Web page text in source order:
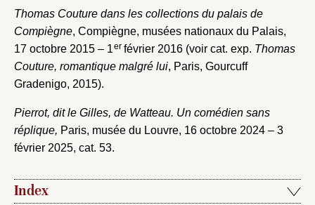
Thomas Couture dans les collections du palais de
Compiègne, Compiègne, musées nationaux du Palais,
17 octobre 2015 – 1erfévrier 2016 (voir cat. exp. Thomas
Couture, romantique malgré lui, Paris, Gourcuff
Gradenigo, 2015).
Pierrot, dit le Gilles, de Watteau. Un comédien sans
réplique, Paris, musée du Louvre, 16 octobre 2024 – 3
février 2025, cat. 53.
Index